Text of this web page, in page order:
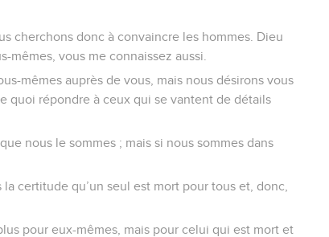
cherchons donc à convaincre les hommes. Dieu
mêmes, vous me connaissez aussi.
mêmes auprès de vous, mais nous désirons vous
quoi répondre à ceux qui se vantent de détails
nous le sommes ; mais si nous sommes dans
certitude qu’un seul est mort pour tous et, donc,
pour eux-mêmes, mais pour celui qui est mort et